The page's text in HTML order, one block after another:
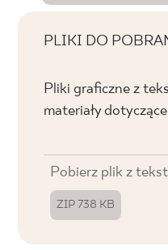
PLIKI DO
Pliki graficzne z
materiały
Pobierz plik z
ZIP 738 KB